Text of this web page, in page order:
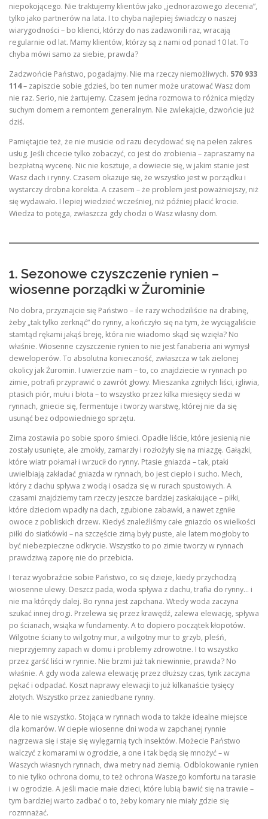
niepokojącego. Nie traktujemy klientów jako „jednorazowego zlecenia”,
tylko jako partnerów na lata. I to chyba najlepiej świadczy o naszej
wiarygodności – bo klienci, którzy do nas zadzwonili raz, wracają
regularnie od lat. Mamy klientów, którzy są z nami od ponad 10 lat. To
chyba mówi samo za siebie, prawda?
Zadzwońcie Państwo, pogadajmy. Nie ma rzeczy niemożliwych. 570 933
114– zapiszcie sobie gdzieś, bo ten numer może uratować Wasz dom
nie raz. Serio, nie żartujemy. Czasem jedna rozmowa to różnica między
suchym domem a remontem generalnym. Nie zwlekajcie, dzwońcie już
dziś.
Pamiętajcie też, że nie musicie od razu decydować się na pełen zakres
usług. Jeśli chcecie tylko zobaczyć, co jest do zrobienia – zapraszamy na
bezpłatną wycenę. Nic nie kosztuje, a dowiecie się, w jakim stanie jest
Wasz dach i rynny. Czasem okazuje się, że wszystko jest w porządku i
wystarczy drobna korekta. A czasem – że problem jest poważniejszy, niż
się wydawało. I lepiej wiedzieć wcześniej, niż później płacić krocie.
Wiedza to potęga, zwłaszcza gdy chodzi o Wasz własny dom.
1. Sezonowe czyszczenie rynien –
wiosenne porządki w Żurominie
No dobra, przyznajcie się Państwo – ile razy wchodziliście na drabinę,
żeby „tak tylko zerknąć” do rynny, a kończyło się na tym, że wyciągaliście
stamtąd rękami jakąś breję, która nie wiadomo skąd się wzięła? No
właśnie. Wiosenne czyszczenie rynien to nie jest fanaberia ani wymysł
deweloperów. To absolutna konieczność, zwłaszcza w tak zielonej
okolicy jak Żuromin. I uwierzcie nam – to, co znajdziecie w rynnach po
zimie, potrafi przyprawić o zawrót głowy. Mieszanka zgniłych liści, igliwia,
ptasich piór, mułu i błota – to wszystko przez kilka miesięcy siedzi w
rynnach, gniecie się, fermentuje i tworzy warstwę, której nie da się
usunąć bez odpowiedniego sprzętu.
Zima zostawia po sobie sporo śmieci. Opadłe liście, które jesienią nie
zostały usunięte, ale zmokły, zamarzły i rozłożyły się na miazgę. Gałązki,
które wiatr połamał i wrzucił do rynny. Ptasie gniazda – tak, ptaki
uwielbiają zakładać gniazda w rynnach, bo jest ciepło i sucho. Mech,
który z dachu spływa z wodą i osadza się w rurach spustowych. A
czasami znajdziemy tam rzeczy jeszcze bardziej zaskakujące – piłki,
które dzieciom wpadły na dach, zgubione zabawki, a nawet zgniłe
owoce z pobliskich drzew. Kiedyś znaleźliśmy całe gniazdo os wielkości
piłki do siatkówki – na szczęście zimą były puste, ale latem mogłoby to
być niebezpieczne odkrycie. Wszystko to po zimie tworzy w rynnach
prawdziwą zaporę nie do przebicia.
I teraz wyobraźcie sobie Państwo, co się dzieje, kiedy przychodzą
wiosenne ulewy. Deszcz pada, woda spływa z dachu, trafia do rynny… i
nie ma którędy dalej. Bo rynna jest zapchana. Wtedy woda zaczyna
szukać innej drogi. Przelewa się przez krawędź, zalewa elewację, spływa
po ścianach, wsiąka w fundamenty. A to dopiero początek kłopotów.
Wilgotne ściany to wilgotny mur, a wilgotny mur to grzyb, pleśń,
nieprzyjemny zapach w domu i problemy zdrowotne. I to wszystko
przez garść liści w rynnie. Nie brzmi już tak niewinnie, prawda? No
właśnie. A gdy woda zalewa elewację przez dłuższy czas, tynk zaczyna
pękać i odpadać. Koszt naprawy elewacji to już kilkanaście tysięcy
złotych. Wszystko przez zaniedbane rynny.
Ale to nie wszystko. Stojąca w rynnach woda to także idealne miejsce
dla komarów. W ciepłe wiosenne dni woda w zapchanej rynnie
nagrzewa się i staje się wylęgarnią tych insektów. Możecie Państwo
walczyć z komarami w ogrodzie, a one i tak będą się mnożyć – w
Waszych własnych rynnach, dwa metry nad ziemią. Odblokowanie rynien
to nie tylko ochrona domu, to też ochrona Waszego komfortu na tarasie
i w ogrodzie. A jeśli macie małe dzieci, które lubią bawić się na trawie –
tym bardziej warto zadbać o to, żeby komary nie miały gdzie się
rozmnażać.